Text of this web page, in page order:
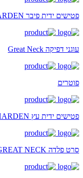
פטישים ידית פיבר HARDEN
עוגני דפיקה Great Neck
פוטרים
פטישים ידית עץ HARDEN
סרט פלדה GREAT NECK